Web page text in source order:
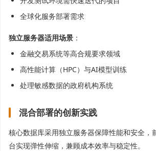
全球化服务部署需求
独立服务器适用场景 ：
金融交易系统等高合规要求领域
高性能计算（HPC）与AI模型训练
处理敏感数据的政府机构系统
混合部署的创新实践
核心数据库采用独立服务器保障性能和安全，
台实现弹性伸缩，兼顾成本效率与稳定性。